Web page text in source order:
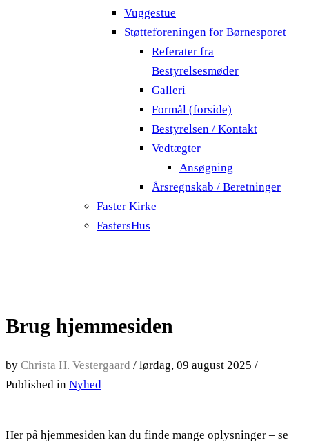
Vuggestue
Støtteforeningen for Børnesporet
Referater fra
Bestyrelsesmøder
Galleri
Formål (forside)
Bestyrelsen / Kontakt
Vedtægter
Ansøgning
Årsregnskab / Beretninger
Faster Kirke
FastersHus
Brug hjemmesiden
by Christa H. Vestergaard / lørdag, 09 august 2025 /
Published in Nyhed
Her på hjemmesiden kan du finde mange oplysninger – se